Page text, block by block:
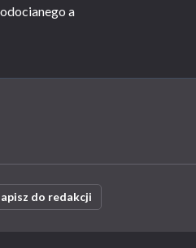
a
do redakcji